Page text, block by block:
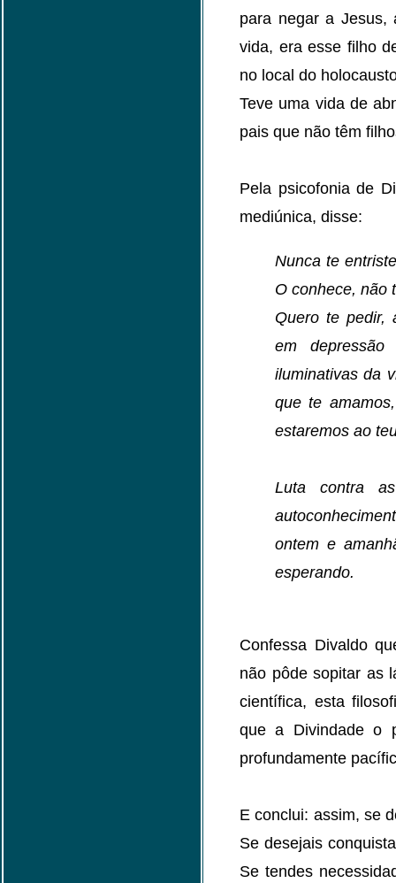
para negar a Jesus,
vida, era esse filho
no local do
Teve uma vida de
pais que não têm
Pela psicofonia de
mediúnica, disse:
Nunca te
O conhece, não
Quero te pedir,
em
iluminativas da
que te
estaremos ao
Luta contra
ontem e
esperando.
Confessa Divaldo
não pôde sopitar as
científica, esta
que a Divindade o
profundamente
E conclui: assim, se
Se desejais
Se tendes